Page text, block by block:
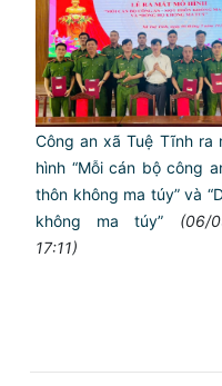
Công an xã Tuệ Tĩnh ra
hình “Mỗi cán bộ công
thôn không ma túy” và
không ma túy”
(06/
17:11)